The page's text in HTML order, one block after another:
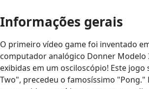
Informações gerais
O primeiro vídeo game foi inventado
computador analógico Donner Modelo
exibidas em um osciloscópio! Este jogo
Two", precedeu o famosíssimo "Pong."